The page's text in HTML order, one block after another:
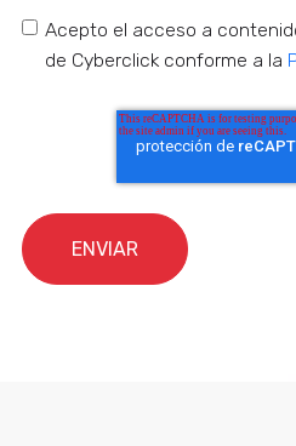
Acepto el acceso a
de Cyberclick conforme a la